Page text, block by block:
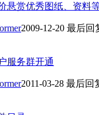
悬赏优秀图纸、资料
2009-12-20 最后回
服务群开通
2011-03-28 最后回